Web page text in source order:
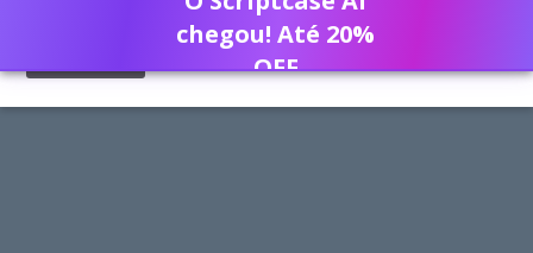
chegou! Até 20%
OFF